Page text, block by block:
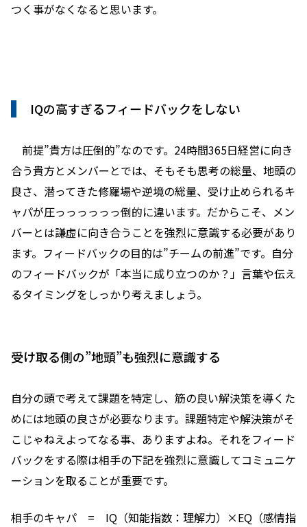
つく事がなくなると思います。
IQの高すぎるフィードバックをしない
前提”貴方は圧倒的”なのです。24時間365日経営に向き
合う貴方とメンバーとでは、そもそも思考の総量、地頭の
良さ、潜ってきた修羅場や逆境の総量、受け止められるキ
ャパが圧っっっっっっ倒的に違います。だからこそ、メン
バーとは謙虚に向き合うことを強烈に意識する必要があり
ます。フィードバックの目的は”チームの前進”です。自分
のフィードバックが「本当に成り立つのか？」言葉や伝え
るタイミングをしっかり考えましょう。
受け取る側の”地頭”も強烈に意識する
自分の頭で考えて課題を特定し、筋の良い解決策を導くた
めには地頭の良さが必要なります。課題特定や解決策がそ
こじゃねえよってなる事、ありますよね。それをフィード
バックをする際は相手の下記を強烈に意識してコミュニケ
ーションを取ることが重要です。
相手のキャパ = IQ（知能指数：理解力）×EQ（感情指